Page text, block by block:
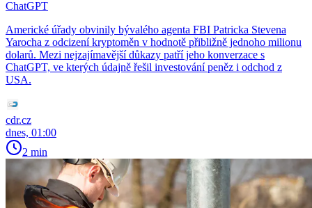
ChatGPT
Americké úřady obvinily bývalého agenta FBI Patricka Stevena
Yarocha z odcizení kryptoměn v hodnotě přibližně jednoho milionu
dolarů. Mezi nejzajímavější důkazy patří jeho konverzace s
ChatGPT, ve kterých údajně řešil investování peněz i odchod z
USA.
cdr.cz
dnes, 01:00
2 min